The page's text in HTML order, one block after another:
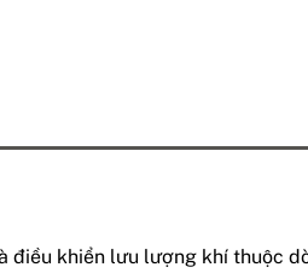
điều khiển lưu lượng khí thuộc